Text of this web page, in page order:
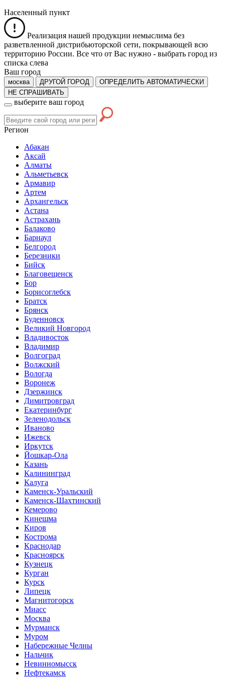
Населенный пункт
Реализация нашей продукции немыслима без
разветвленной дистрибьюторской сети, покрывающей всю
территорию России. Все что от Вас нужно - выбрать город из
списка слева
Ваш город
москва ДРУГОЙ ГОРОД
ОПРЕДЕЛИТЬ АВТОМАТИЧЕСКИ
НЕ СПРАШИВАТЬ
выберите ваш город
Регион
Абакан
Аксай
Алматы
Альметьевск
Армавир
Артем
Архангельск
Астана
Астрахань
Балаково
Барнаул
Белгород
Березники
Бийск
Благовещенск
Бор
Борисоглебск
Братск
Брянск
Буденновск
Великий Новгород
Владивосток
Владимир
Волгоград
Волжский
Вологда
Воронеж
Дзержинск
Димитровград
Екатеринбург
Зеленодольск
Иваново
Ижевск
Иркутск
Йошкар-Ола
Казань
Калининград
Калуга
Каменск-Уральский
Каменск-Шахтинский
Кемерово
Кинешма
Киров
Кострома
Краснодар
Красноярск
Кузнецк
Курган
Курск
Липецк
Магнитогорск
Миасс
Москва
Мурманск
Муром
Набережные Челны
Нальчик
Невинномысск
Нефтекамск